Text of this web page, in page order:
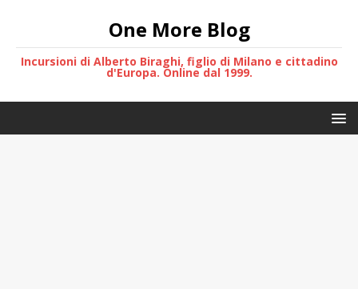
One More Blog
Incursioni di Alberto Biraghi, figlio di Milano e cittadino
d'Europa. Online dal 1999.